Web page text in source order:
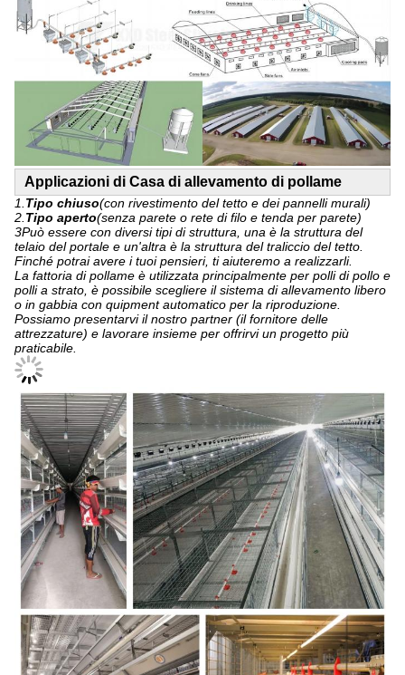
Applicazioni di Casa di allevamento di pollame
1. Tipo chiuso(con rivestimento del tetto e dei pannelli murali)
2. Tipo aperto(senza parete o rete di filo e tenda per parete)
3Può essere con diversi tipi di struttura, una è la struttura del
telaio del portale e un'altra è la struttura del traliccio del tetto.
Finché potrai avere i tuoi pensieri, ti aiuteremo a realizzarli.
La fattoria di pollame è utilizzata principalmente per polli di pollo e
polli a strato, è possibile scegliere il sistema di allevamento libero
o in gabbia con quipment automatico per la riproduzione.
Possiamo presentarvi il nostro partner (il fornitore delle
attrezzature) e lavorare insieme per offrirvi un progetto più
praticabile.